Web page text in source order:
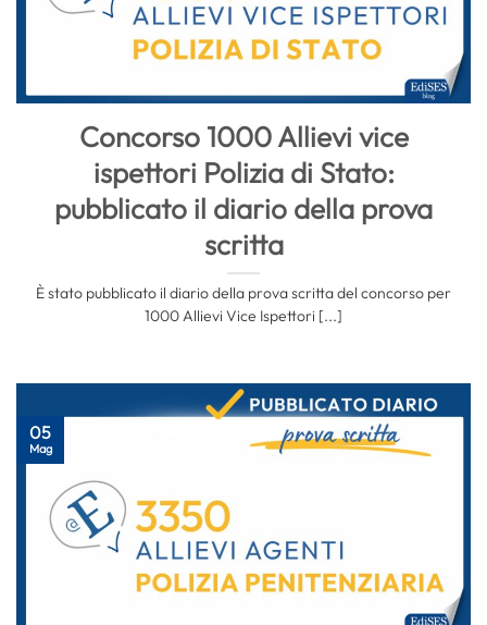
Concorso 1000 Allievi vice
ispettori Polizia di Stato:
pubblicato il diario della prova
scritta
È stato pubblicato il diario della prova scritta del concorso per
1000 Allievi Vice Ispettori [...]
05
Mag